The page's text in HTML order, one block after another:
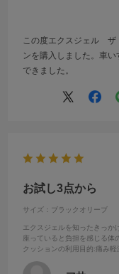
この度エクスジェル ザ
ンを購入しました。車
できました。
お試し3点から
サイズ：ブラックオリーブ
エクスジェルを知ったきっか
座っていると負担を感じる体
クッションの利用目的:痛み軽